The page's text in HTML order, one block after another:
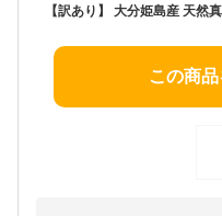
この商